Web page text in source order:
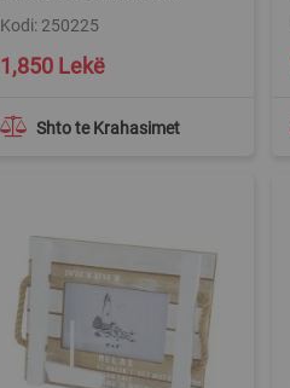
Kodi: 250225
Shto te Krahasimet
1,850 Lekë